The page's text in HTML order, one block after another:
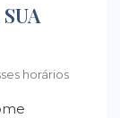
horários